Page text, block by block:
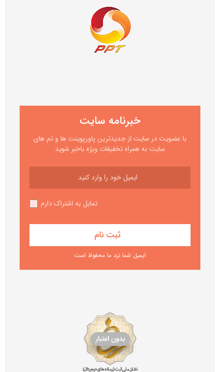
خبرنامه سایت
با عضویت در سایت از جدیدترین پاورپوینت ها و تم های
سایت به همراه تخفیفات ویژه باخبر شوید
تمایل به اشتراک دارم
ایمیل شما نزد ما محفوظ است